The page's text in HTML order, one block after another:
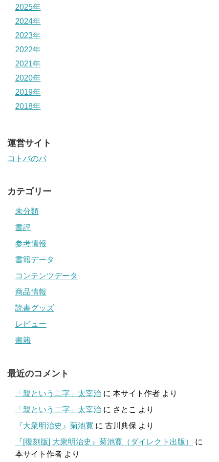
2025年
2024年
2023年
2022年
2021年
2020年
2019年
2018年
運営サイト
コトバのバ
カテゴリー
未分類
書評
参考情報
書籍データ
コンテンツデータ
商品情報
読書グッズ
レビュー
書籍
最近のコメント
「親という二字」太宰治 に 本サイト作者 より
「親という二字」太宰治 に さとこ より
『大衆明治史』菊池寛 に 古川典保 より
『[復刻版] 大衆明治史』菊池寛（ダイレクト出版）
に
本サイト作者 より